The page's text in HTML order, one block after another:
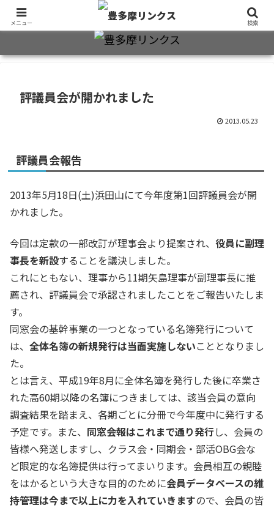
旧制十三中・都立豊多摩高卒業生2万7千人のための同窓会公式サイト
評議員会が開かれました
2013.05.23
評議員会報告
2013年5月18日(土)浜田山にて今年度第1回評議員会が開
かれました。
今回は定款の一部改訂が理事会より提案され、 役員に副理
事長を新設することを議決しました。
これにともない、理事から11期矢島理事が副理事長に推
薦され、評議員会で承認されましたことをご報告いたしま
す。
同窓会の基幹事業の一つとなっている名簿発行について
は、 全体名簿の新規発行は当面実施しないこととなりまし
た。
とは言え、平成19年8月に全体名簿を発行した後に卒業さ
れた高60期以降の名簿につきましては、該当会員の意向
調査結果を踏まえ、各期ごとに分冊で今年度中に発行する
予定です。また、 同窓会報はこれまで通り発行し、会員の
皆様へ発送しますし、クラス会・同期会・部活OBG会な
ど限定的な名簿提供は行ってまいります。会員相互の親睦
をはかるという大きな目的のために会員データベースの維
持管理は今まで以上に力を入れていきますので、会員の皆
メニュー 検索